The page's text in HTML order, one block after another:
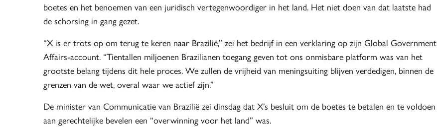
boetes en het benoemen van een juridisch vertegenwoordiger in het land. Het niet doen van dat laatste had
de schorsing in gang gezet.
“X is er trots op om terug te keren naar Brazilië,” zei het bedrijf in een verklaring op zijn Global Government
Affairs-account. “Tientallen miljoenen Brazilianen toegang geven tot ons onmisbare platform was van het
grootste belang tijdens dit hele proces. We zullen de vrijheid van meningsuiting blijven verdedigen, binnen de
grenzen van de wet, overal waar we actief zijn.”
De minister van Communicatie van Brazilië zei dinsdag dat X’s besluit om de boetes te betalen en te voldoen
aan gerechtelijke bevelen een “overwinning voor het land” was.